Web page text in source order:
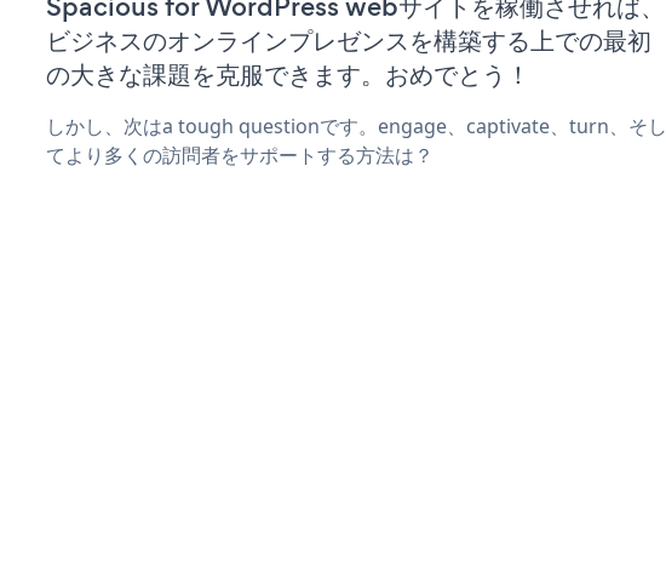
ビジネスのオンラインプレゼンスを構築する上での最初
の大きな課題を克服できます。おめでとう！
しかし、次はa tough questionです。engage、captivate、turn、そし
てより多くの訪問者をサポートする方法は？